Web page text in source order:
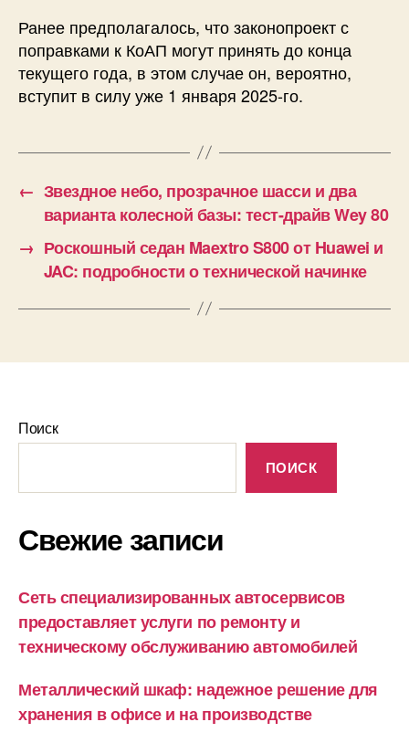
Ранее предполагалось, что законопроект с
поправками к КоАП могут принять до конца
текущего года, в этом случае он, вероятно,
вступит в силу уже 1 января 2025-го.
← Звездное небо, прозрачное шасси и два
варианта колесной базы: тест-драйв Wey 80
→ Роскошный седан Maextro S800 от Huawei и
JAC: подробности о технической начинке
Поиск
ПОИСК
Свежие записи
Сеть специализированных автосервисов
предоставляет услуги по ремонту и
техническому обслуживанию автомобилей
Металлический шкаф: надежное решение для
хранения в офисе и на производстве